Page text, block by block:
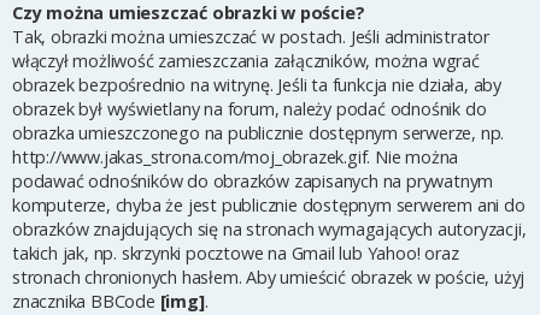
Czy można umieszczać obrazki w poście?
Tak, obrazki można umieszczać w postach. Jeśli administrator
włączył możliwość zamieszczania załączników, można wgrać
obrazek bezpośrednio na witrynę. Jeśli ta funkcja nie działa, aby
obrazek był wyświetlany na forum, należy podać odnośnik do
obrazka umieszczonego na publicznie dostępnym serwerze, np.
http://www.jakas_strona.com/moj_obrazek.gif. Nie można
podawać odnośników do obrazków zapisanych na prywatnym
komputerze, chyba że jest publicznie dostępnym serwerem ani do
obrazków znajdujących się na stronach wymagających autoryzacji,
takich jak, np. skrzynki pocztowe na Gmail lub Yahoo! oraz
stronach chronionych hasłem. Aby umieścić obrazek w poście, użyj
znacznika BBCode [img].